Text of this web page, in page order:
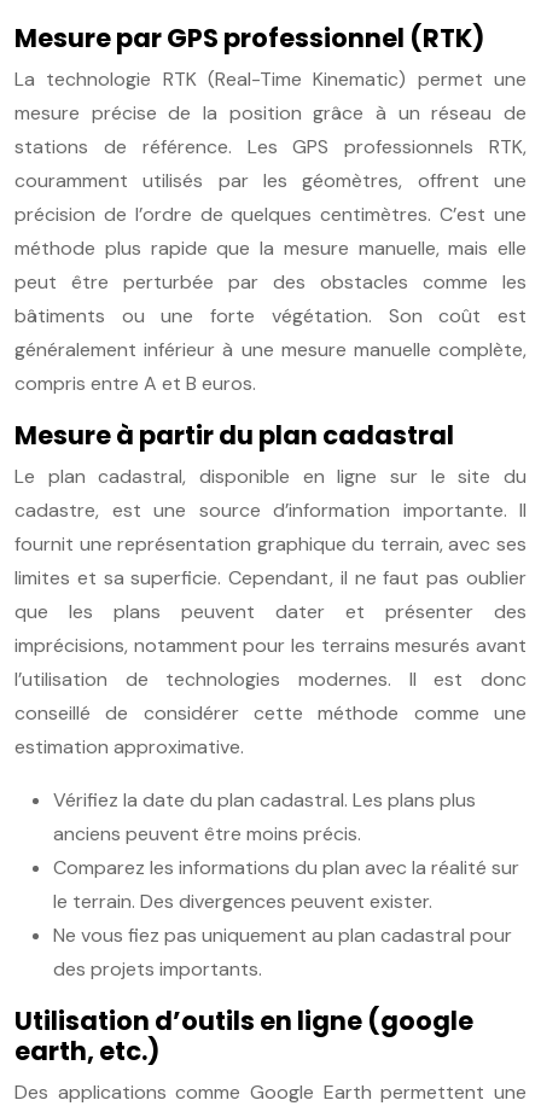
Mesure par GPS professionnel (RTK)
La technologie RTK (Real-Time Kinematic) permet une
mesure précise de la position grâce à un réseau de
stations de référence. Les GPS professionnels RTK,
couramment utilisés par les géomètres, offrent une
précision de l’ordre de quelques centimètres. C’est une
méthode plus rapide que la mesure manuelle, mais elle
peut être perturbée par des obstacles comme les
bâtiments ou une forte végétation. Son coût est
généralement inférieur à une mesure manuelle complète,
compris entre A et B euros.
Mesure à partir du plan cadastral
Le plan cadastral, disponible en ligne sur le site du
cadastre, est une source d’information importante. Il
fournit une représentation graphique du terrain, avec ses
limites et sa superficie. Cependant, il ne faut pas oublier
que les plans peuvent dater et présenter des
imprécisions, notamment pour les terrains mesurés avant
l’utilisation de technologies modernes. Il est donc
conseillé de considérer cette méthode comme une
estimation approximative.
Vérifiez la date du plan cadastral. Les plans plus
anciens peuvent être moins précis.
Comparez les informations du plan avec la réalité sur
le terrain. Des divergences peuvent exister.
Ne vous fiez pas uniquement au plan cadastral pour
des projets importants.
Utilisation d’outils en ligne (google
earth, etc.)
Des applications comme Google Earth permettent une